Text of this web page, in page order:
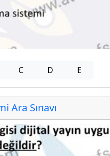
C D E
Ara Sınavı